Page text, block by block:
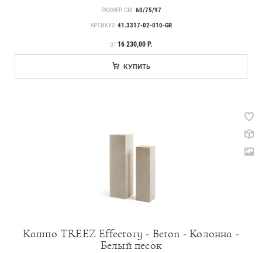
РАЗМЕР СМ. 60/75/97
АРТИКУЛ 41.3317-02-010-GR
ЦЕНА
ОТ 16 230,00 Р.
КУПИТЬ
Кашпо TREEZ Effectory - Beton - Колонна -
Белый песок